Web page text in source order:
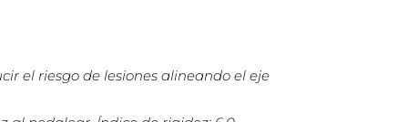
el riesgo de lesiones alineando el eje